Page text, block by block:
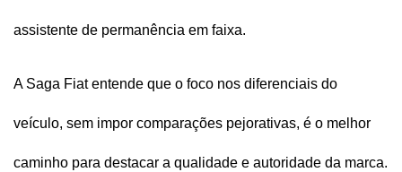
assistente de permanência em faixa.
A Saga Fiat entende que o foco nos diferenciais do
veículo, sem impor comparações pejorativas, é o melhor
caminho para destacar a qualidade e autoridade da marca.